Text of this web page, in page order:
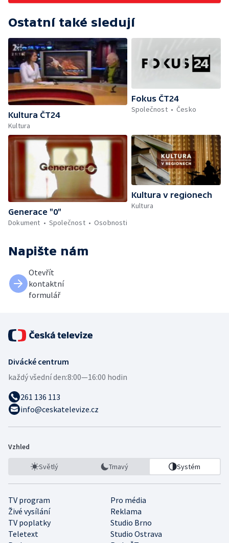
Ostatní také sledují
Kultura ČT24
Kultura
Fokus ČT24
Společnost
Česko
Generace "0"
Dokument
Společnost Osobnosti
Kultura v regionech
Kultura
Napište nám
Otevřít
kontaktní
formulář
Divácké centrum
každý všední den:8:00—16:00 hodin
261 136 113
info@ceskatelevize.cz
Vzhled
Světlý Tmavý Systém
TV program
Pro média
Živé vysílání
Reklama
TV poplatky
Studio Brno
Teletext
Studio Ostrava